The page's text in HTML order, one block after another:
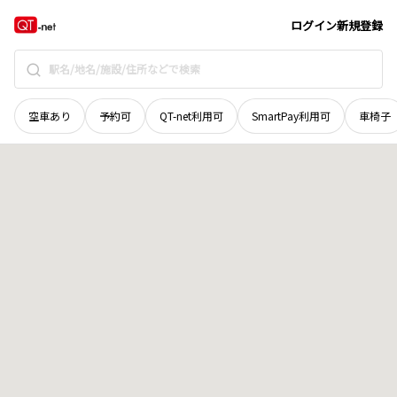
ログイン新規登録
空車あり 予約可 QT-net利用可 SmartPay利用可 車椅子
岡山県